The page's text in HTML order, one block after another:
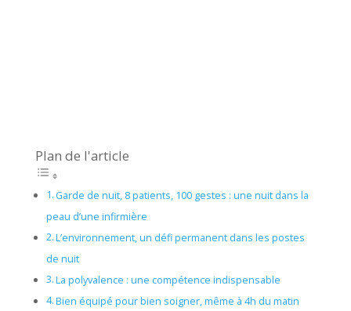
Plan de l'article
Garde de nuit, 8 patients, 100 gestes : une nuit dans la
peau d’une infirmière
L’environnement, un défi permanent dans les postes
de nuit
La polyvalence : une compétence indispensable
Bien équipé pour bien soigner, même à 4h du matin